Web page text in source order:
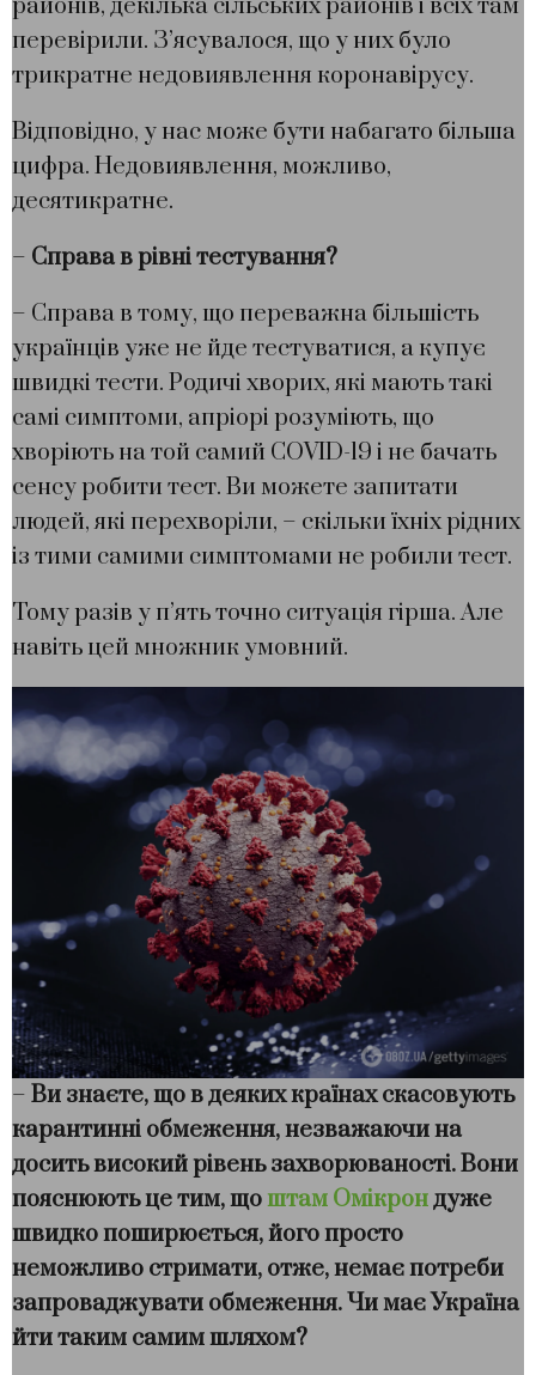
районів, декілька сільських районів і всіх там
перевірили. З’ясувалося, що у них було
трикратне недовиявлення коронавірусу.
Відповідно, у нас може бути набагато більша
цифра. Недовиявлення, можливо,
десятикратне.
– Справа в рівні тестування?
– Справа в тому, що переважна більшість
українців уже не йде тестуватися, а купує
швидкі тести. Родичі хворих, які мають такі
самі симптоми, апріорі розуміють, що
хворіють на той самий COVID-19 і не бачать
сенсу робити тест. Ви можете запитати
людей, які перехворіли, – скільки їхніх рідних
із тими самими симптомами не робили тест.
Тому разів у п’ять точно ситуація гірша. Але
навіть цей множник умовний.
– Ви знаєте, що в деяких країнах скасовують
карантинні обмеження, незважаючи на
досить високий рівень захворюваності. Вони
пояснюють це тим, щоштам Омікрондуже
швидко поширюється, його просто
неможливо стримати, отже, немає потреби
запроваджувати обмеження. Чи має Україна
йти таким самим шляхом?